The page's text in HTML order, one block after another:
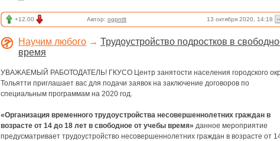
+12.00 Автор: ogpntlt 13 октября 2020, 14:18
Научим любого → Трудоустройство подростков в
время
УВАЖАЕМЫЙ РАБОТОДАТЕЛЬ! ГКУСО Центр занятости населения городского
Тольятти приглашает вас для подачи заявок на заключение договоров по
специальным программам на 2020 год.
«Организация временного трудоустройства несовершеннолетних граждан в
возрасте от 14 до 18 лет в свободное от учебы время» данное мероприятие
предусматривает трудоустройство несовершеннолетних граждан в возрасте от